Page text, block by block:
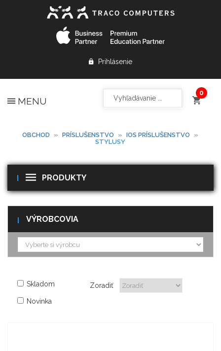
Prihlásenie
MENU
OBCHOD » PRÍSLUŠENSTVO » IOS PRÍSLUŠENSTVO
»
STYLUSY
PRODUKTY
VÝROBCOVIA
Skladom
Novinka
Zoradiť